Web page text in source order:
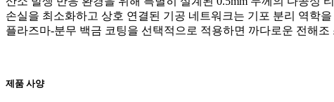
손실을 최소화하고 상호 연결된 기공 네트워크는 기포 분리 역학
플라즈마-분무 백금 코팅을 선택적으로 적용하면 까다로운 전해
제품 사양